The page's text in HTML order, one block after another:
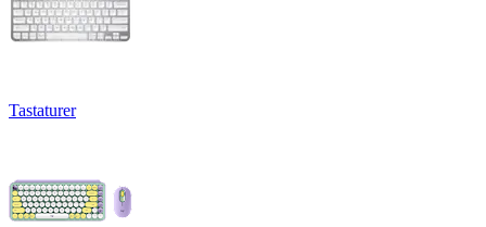
Tastaturer